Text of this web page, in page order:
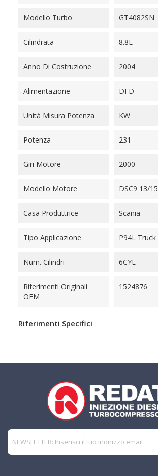
Modello Turbo GT4082SN
Cilindrata 8.8L
Anno Di Costruzione 2004
Alimentazione DI D
Unità Misura Potenza KW
Potenza 231
Giri Motore 2000
Modello Motore DSC9 13/15
Casa Produttrice Scania
Tipo Applicazione P94L Truck
Num. Cilindri 6CYL
Riferimenti Originali
OEM
1524876
Riferimenti Specifici